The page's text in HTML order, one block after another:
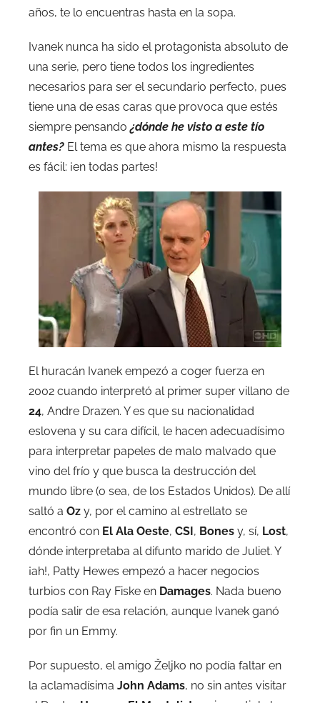
años, te lo encuentras hasta en la sopa.
Ivanek nunca ha sido el protagonista absoluto de
una serie, pero tiene todos los ingredientes
necesarios para ser el secundario perfecto, pues
tiene una de esas caras que provoca que estés
siempre pensando ¿dónde he visto a este tío
antes? El tema es que ahora mismo la respuesta
es fácil: ¡en todas partes!
El huracán Ivanek empezó a coger fuerza en
2002 cuando interpretó al primer super villano de
24, Andre Drazen. Y es que su nacionalidad
eslovena y su cara difícil, le hacen adecuadísimo
para interpretar papeles de malo malvado que
vino del frío y que busca la destrucción del
mundo libre (o sea, de los Estados Unidos). De allí
saltó a Oz y, por el camino al estrellato se
encontró con El Ala Oeste, CSI, Bones y, sí, Lost,
dónde interpretaba al difunto marido de Juliet. Y
¡ah!, Patty Hewes empezó a hacer negocios
turbios con Ray Fiske en Damages. Nada bueno
podía salir de esa relación, aunque Ivanek ganó
por fin un Emmy.
Por supuesto, el amigo Željko no podía faltar en
la aclamadísima John Adams, no sin antes visitar